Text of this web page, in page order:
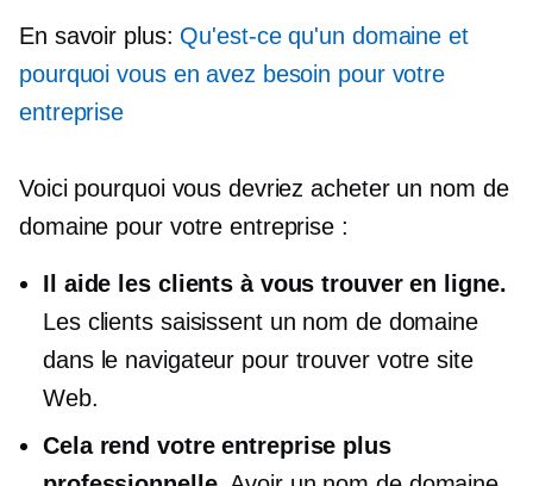
En savoir plus: Qu'est-ce qu'un domaine et
pourquoi vous en avez besoin pour votre
entreprise
Voici pourquoi vous devriez acheter un nom de
domaine pour votre entreprise :
Il aide les clients à vous trouver en ligne.
Les clients saisissent un nom de domaine
dans le navigateur pour trouver votre site
Web.
Cela rend votre entreprise plus